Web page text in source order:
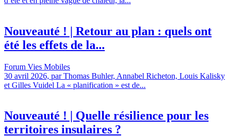
Nouveauté ! | Retour au plan : quels ont
été les effets de la...
Forum Vies Mobiles
30 avril 2026, par Thomas Buhler, Annabel Richeton, Louis Kalisky
et Gilles Vuidel La « planification » est de...
Nouveauté ! | Quelle résilience pour les
territoires insulaires ?